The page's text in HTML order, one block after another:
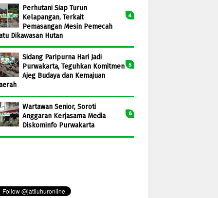
Perhutani Siap Turun
Kelapangan, Terkait
Pemasangan Mesin Pemecah
Dikawasan Hutan
Sidang Paripurna Hari Jadi
Purwakarta, Teguhkan Komitmen
Ajeg Budaya dan Kemajuan
Wartawan Senior, Soroti
Anggaran Kerjasama Media
Diskominfo Purwakarta